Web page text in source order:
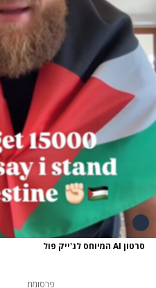
סרטון AI המיוחס לג'ייק פול
פרסומת